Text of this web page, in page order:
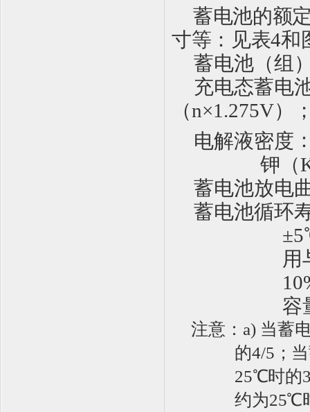
蓄电池的额
寸等 ： 见表4和
蓄电池（组
充电态蓄电
（n×1.275V）
电解液密度
钾（
蓄电池放电
蓄电池循环
±5
用
1
容
注意： a) 当蓄
的4/5；
25℃时的
约为25℃